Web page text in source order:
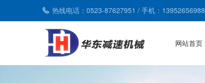
热线电话：0523-87627951 / 手机：13952656988
网站首页